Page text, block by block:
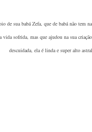
de sua babá Zefa, que de babá não tem
vida sofrida, mas que ajudou na sua
descuidada, ela é linda e super alto